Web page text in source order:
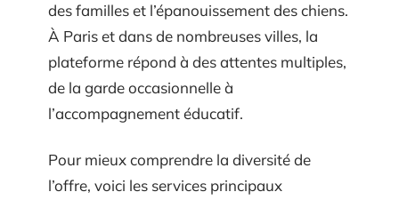
des familles et l’épanouissement des chiens.
À Paris et dans de nombreuses villes, la
plateforme répond à des attentes multiples,
de la garde occasionnelle à
l’accompagnement éducatif.
Pour mieux comprendre la diversité de
l’offre, voici les services principaux